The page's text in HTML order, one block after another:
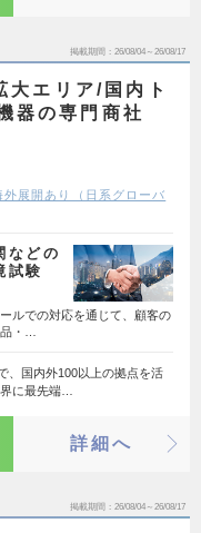
掲載期間 26/08/04～26/08/17
大エリア/国内ト
器の専門商社
外展開あり（日系グローバ
などの
試験
ルでの対応を通じて、顧客の
・…
、国内外100以上の拠点を活
に最先端…
詳細へ
掲載期間 26/08/04～26/08/17